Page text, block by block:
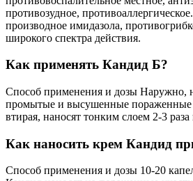
противозудное,
производное имидазола,
широкого спектра действия.
Как применять Кандид Б?
Способ применения и дозы Наружно,
промытые и высушенные пораженные
втирая, наносят тонким слоем 2-3 раза
Как наносить крем Кандид
Способ применения и дозы 10-20